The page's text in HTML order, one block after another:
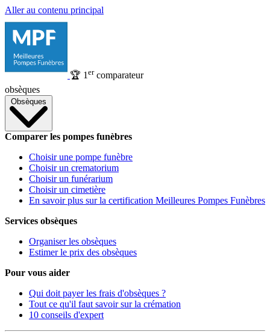
Aller au contenu principal
🏆 1 ercomparateur
obsèques
Obsèques
Comparer les pompes funèbres
Choisir une pompe funèbre
Choisir un crematorium
Choisir un funérarium
Choisir un cimetière
En savoir plus sur la certification Meilleures Pompes Funèbres
Services obsèques
Organiser les obsèques
Estimer le prix des obsèques
Pour vous aider
Qui doit payer les frais d'obsèques ?
Tout ce qu'il faut savoir sur la crémation
10 conseils d'expert